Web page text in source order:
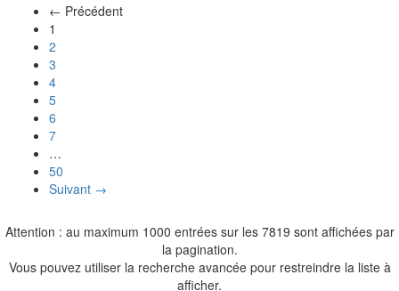
← Précédent
1
2
3
4
5
6
7
…
50
Suivant →
Attention : au maximum 1000 entrées sur les 7819 sont affichées par
la pagination.
Vous pouvez utiliser la recherche avancée pour restreindre la liste à
afficher.